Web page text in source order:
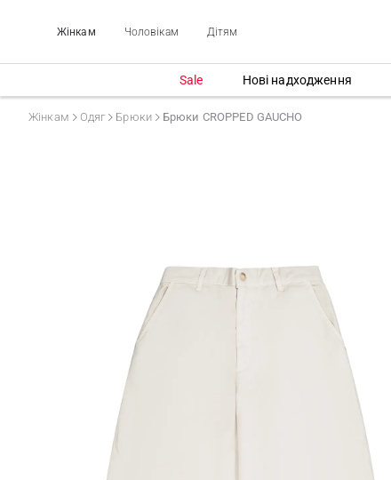
Жінкам Чоловікам Дітям
Sale Нові надходження
Жінкам Одяг Брюки Брюки CROPPED GAUCHO